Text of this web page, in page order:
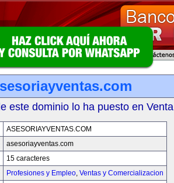
este dominio lo ha puesto en Venta
ASESORIAYVENTAS.COM
asesoriayventas.com
15 caracteres
Profesiones y Empleo, Ventas y Comercializacion